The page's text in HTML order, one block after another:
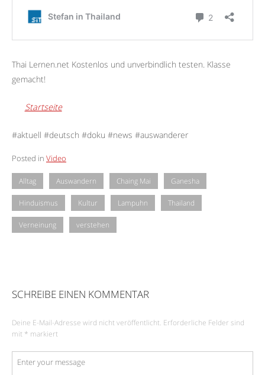
Thai Lernen.net Kostenlos und unverbindlich testen. Klasse
gemacht!
Startseite
#aktuell #deutsch #doku #news #auswanderer
Posted in Video
Alltag Auswandern Chaing Mai Ganesha
Hinduismus Kultur Lampuhn Thailand
Verneinung verstehen
SCHREIBE EINEN KOMMENTAR
Deine E-Mail-Adresse wird nicht veröffentlicht. Erforderliche Felder sind
mit * markiert
Kommentar